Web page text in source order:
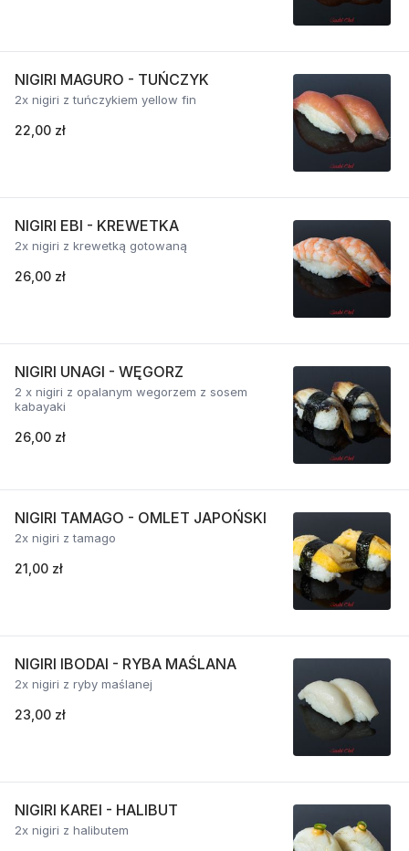
NIGIRI MAGURO - TUŃCZYK
2x nigiri z tuńczykiem yellow fin
22,00 zł
NIGIRI EBI - KREWETKA
2x nigiri z krewetką gotowaną
26,00 zł
NIGIRI UNAGI - WĘGORZ
2 x nigiri z opalanym wegorzem z sosem
kabayaki
26,00 zł
NIGIRI TAMAGO - OMLET JAPOŃSKI
2x nigiri z tamago
21,00 zł
NIGIRI IBODAI - RYBA MAŚLANA
2x nigiri z ryby maślanej
23,00 zł
NIGIRI KAREI - HALIBUT
2x nigiri z halibutem